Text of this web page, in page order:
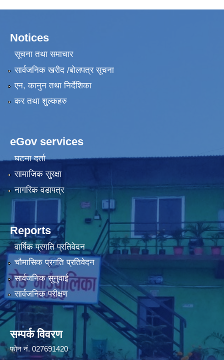
Notices
सूचना तथा समाचार
सार्वजनिक खरीद /बोलपत्र सूचना
एन, कानुन तथा निर्देशिका
कर तथा शुल्कहरु
eGov services
घटना दर्ता
सामाजिक सुरक्षा
नागरिक वडापत्र
Reports
वार्षिक प्रगति प्रतिवेदन
चौमासिक प्रगति प्रतिवेदन
सार्वजनिक सुनुवाई
सार्वजनिक परीक्षण
सम्पर्क विवरण
फोन न‌ं. 027691420